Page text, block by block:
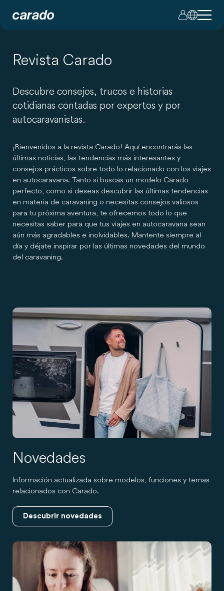
Revista Carado
Descubre consejos, trucos e historias
cotidianas contadas por expertos y por
autocaravanistas.
¡Bienvenidos a la revista Carado! Aquí encontrarás las
últimas noticias, las tendencias más interesantes y
consejos prácticos sobre todo lo relacionado con los viajes
en autocaravana. Tanto si buscas un modelo Carado
perfecto, como si deseas descubrir las últimas tendencias
en materia de caravaning o necesitas consejos valiosos
para tu próxima aventura, te ofrecemos todo lo que
necesitas saber para que tus viajes en autocaravana sean
aún más agradables e inolvidables. Mantente siempre al
día y déjate inspirar por las últimas novedades del mundo
del caravaning.
Novedades
Información actualizada sobre modelos, funciones y temas
relacionados con Carado.
Descubrir novedades